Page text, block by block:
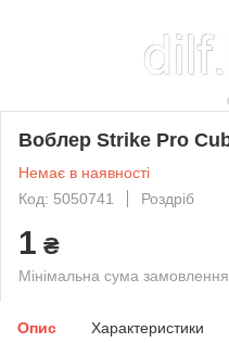
Воблер Strike Pro
Немає в наявності
Код: 5050741
Роздріб
1 ₴
Мінімальна сума
Опис Характеристики